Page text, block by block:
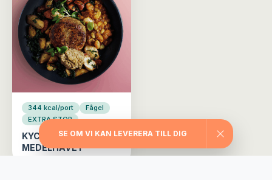
344 kcal/port
Fågel
EXTRA STOR
KYCKLINGBIFF
MEDELHAVET
SE OM VI KAN LEVERERA TILL DIG